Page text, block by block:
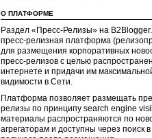
О ПЛАТФОРМЕ
Раздел «Пресс-Релизы» на
пресс-релизная платформа
для размещения корпоративных
пресс-релизов с целью
интернете и придачи им
видимости в Сети.
Платформа позволяет размещать
релизы по принципу search engine
материалы распространяются по
агрегаторам и доступны через поиск